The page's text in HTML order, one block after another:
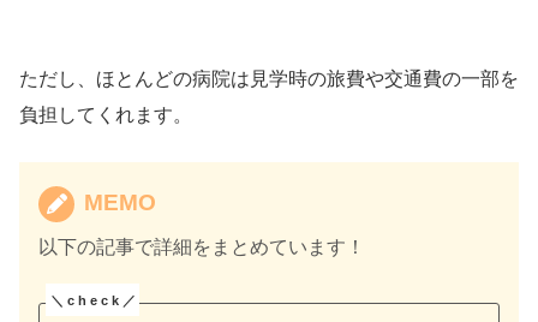
ただし、ほとんどの病院は見学時の旅費や交通費の一部を
負担してくれます。
MEMO
以下の記事で詳細をまとめています！